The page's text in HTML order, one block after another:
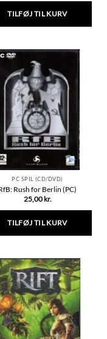
TILFØJ TIL KURV
PC SPIL (CD/DVD)
Rush for Berlin (PC)
25,00 kr.
TILFØJ TIL KURV